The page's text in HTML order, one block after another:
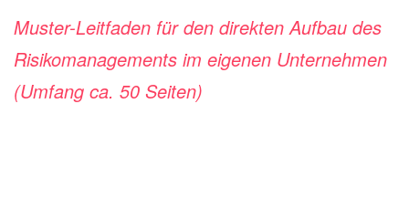
Muster-Leitfaden für den direkten Aufbau des
Risikomanagements im eigenen Unternehmen
(Umfang ca. 50 Seiten)